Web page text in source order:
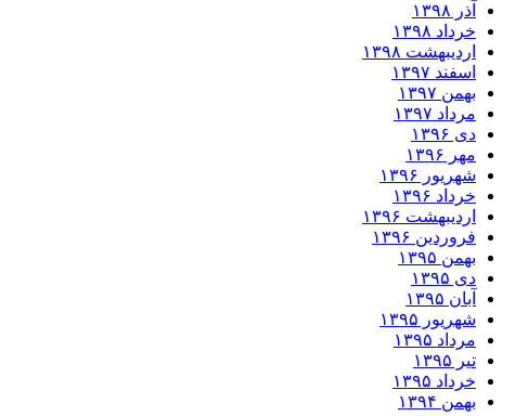
آذر ۱۳۹۸
خرداد ۱۳۹۸
اردیبهشت ۱۳۹۸
اسفند ۱۳۹۷
بهمن ۱۳۹۷
مرداد ۱۳۹۷
دی ۱۳۹۶
مهر ۱۳۹۶
شهریور ۱۳۹۶
خرداد ۱۳۹۶
اردیبهشت ۱۳۹۶
فروردین ۱۳۹۶
بهمن ۱۳۹۵
دی ۱۳۹۵
آبان ۱۳۹۵
شهریور ۱۳۹۵
مرداد ۱۳۹۵
تیر ۱۳۹۵
خرداد ۱۳۹۵
بهمن ۱۳۹۴